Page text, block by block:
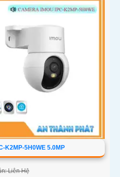
K2MP-5H0WE 5.0MP
Liên Hệ